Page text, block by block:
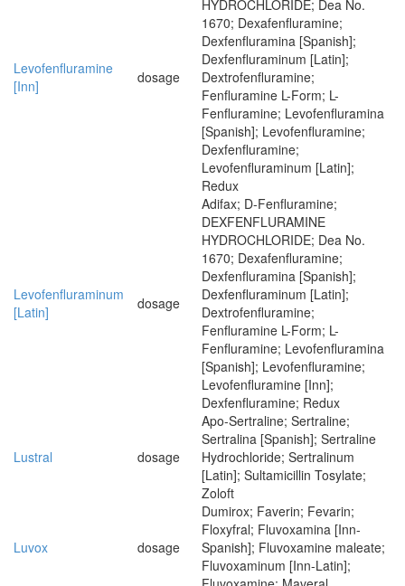
Levofenfluramine
[Inn]
dosage
HYDROCHLORIDE; Dea No.
1670; Dexafenfluramine;
Dexfenfluramina [Spanish];
Dexfenfluraminum [Latin];
Dextrofenfluramine;
Fenfluramine L-Form; L-
Fenfluramine; Levofenfluramina
[Spanish]; Levofenfluramine;
Dexfenfluramine;
Levofenfluraminum [Latin];
Redux
Levofenfluraminum
[Latin]
dosage
Adifax; D-Fenfluramine;
DEXFENFLURAMINE
HYDROCHLORIDE; Dea No.
1670; Dexafenfluramine;
Dexfenfluramina [Spanish];
Dexfenfluraminum [Latin];
Dextrofenfluramine;
Fenfluramine L-Form; L-
Fenfluramine; Levofenfluramina
[Spanish]; Levofenfluramine;
Levofenfluramine [Inn];
Dexfenfluramine; Redux
Lustral dosage
Apo-Sertraline; Sertraline;
Sertralina [Spanish]; Sertraline
Hydrochloride; Sertralinum
[Latin]; Sultamicillin Tosylate;
Zoloft
Luvox dosage
Dumirox; Faverin; Fevarin;
Floxyfral; Fluvoxamina [Inn-
Spanish]; Fluvoxamine maleate;
Fluvoxaminum [Inn-Latin];